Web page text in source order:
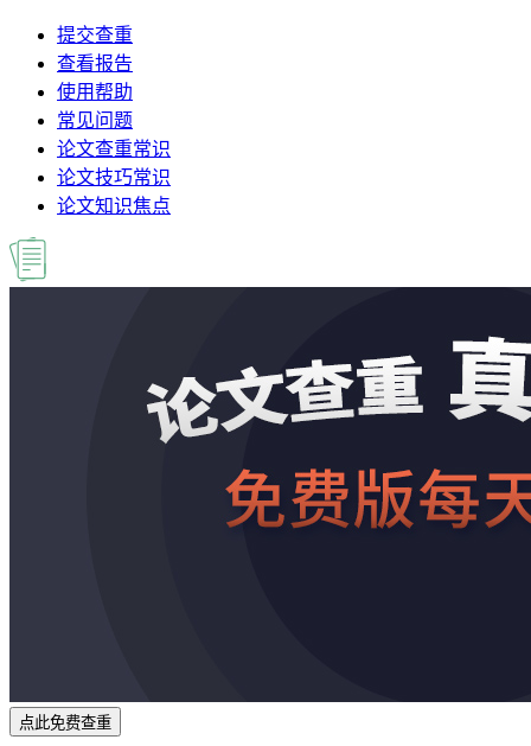
提交查重
查看报告
使用帮助
常见问题
论文查重常识
论文技巧常识
论文知识焦点
点此免费查重